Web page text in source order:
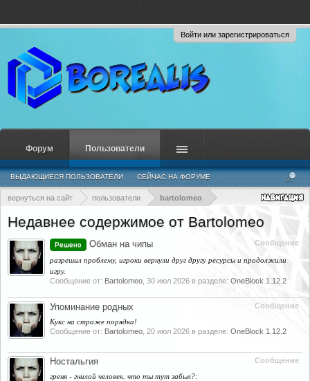
Войти или зарегистрироваться
вернуться на сайт пользователи bartolomeo
Недавнее содержимое от Bartolomeo
Сообщение
Решено Обман на чипы
разрешил проблему, игроки вернули друг другу ресурсы и продолжили
игру.
Сообщение от: Bartolomeo 30 июл 2026 в разделе: OneBlock 1.12.2
Сообщение
Упоминание родных
Кукс на страже порядка!
Сообщение от: Bartolomeo 20 июл 2026 в разделе: OneBlock 1.12.2
Сообщение
Ностальгия
греня - гнилой человек. что ты тут забыл?:
Форум Пользователи
ВЫДАЮЩИЕСЯ ПОЛЬЗОВАТЕЛИ СЕЙЧАС НА ФОРУМЕ
НЕДАВНЯЯ АКТИВНОСТЬ НОВЫЕ СООБЩЕНИЯ ПРОФИЛЯ